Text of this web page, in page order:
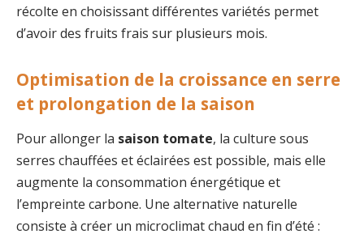
récolte en choisissant différentes variétés permet
d’avoir des fruits frais sur plusieurs mois.
Optimisation de la croissance en serre
et prolongation de la saison
Pour allonger la saison tomate, la culture sous
serres chauffées et éclairées est possible, mais elle
augmente la consommation énergétique et
l’empreinte carbone. Une alternative naturelle
consiste à créer un microclimat chaud en fin d’été :